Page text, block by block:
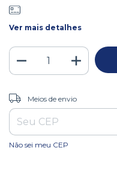
Ver mais detalhes
Entregas para o CEP:
Meios de envio
Não sei meu CEP